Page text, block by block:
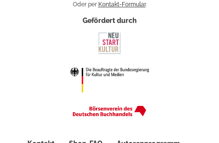
Oder per Kontakt-Formular.
Gefördert durch